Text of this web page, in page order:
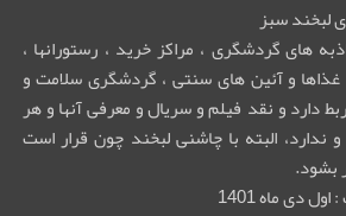
لبخند سبز
های گردشگری ، مراکز خرید ، رستورانها ،
و آئین های سنتی ، گردشگری سلامت و
دارد و نقد فیلم و سریال و معرفی آنها و هر
ندارد، البته با چاشنی لبخند چون قرار است
بشود.
دی ماه 1401